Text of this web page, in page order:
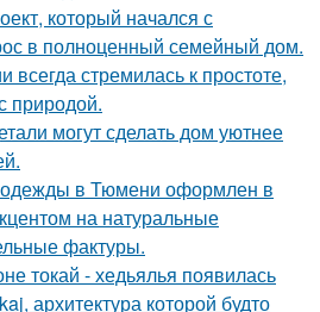
который начался с
в полноценный семейный дом.
всегда стремилась к простоте,
природой.
могут сделать дом уютнее
одежды в Тюмени оформлен в
на натуральные
фактуры.
токай - хедьялья появилась
архитектура которой будто